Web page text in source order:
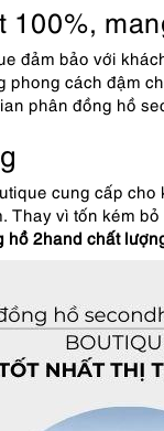
đảm bảo với
phong cách đậm
phân đồng hồ
cung cấp cho
vì tốn kém
hồ 2hand chất